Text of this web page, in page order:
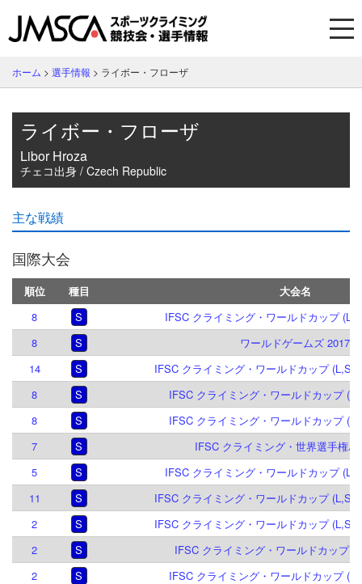
ホーム > 選手情報 > ライボー・フローザ
ライボー・フローザ
Libor Hroza
チェコ出身 / Czech Republic
主な戦績
国際大会
順位 種目
大会名
8
S
IFSC クライミング・ワールドカップ
8
S
ワールドゲームズ 2017
14
S
IFSC クライミング・ワールドカップ (L,S)
8
S
IFSC クライミング・ワールドカップ
8
S
IFSC クライミング・ワールドカップ
7
S
IFSC クライミング・世界選手権パ
5
S
IFSC クライミング・ワールドカップ
11
S
IFSC クライミング・ワールドカップ (L,S)
2
S
IFSC クライミング・ワールドカップ (L,S)
2
S
IFSC クライミング・ワールドカップ
2
S
IFSC クライミング・ワールドカップ